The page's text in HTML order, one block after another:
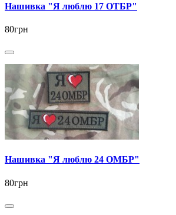
Нашивка "Я люблю 17 ОТБР"
80грн
Нашивка "Я люблю 24 ОМБР"
80грн